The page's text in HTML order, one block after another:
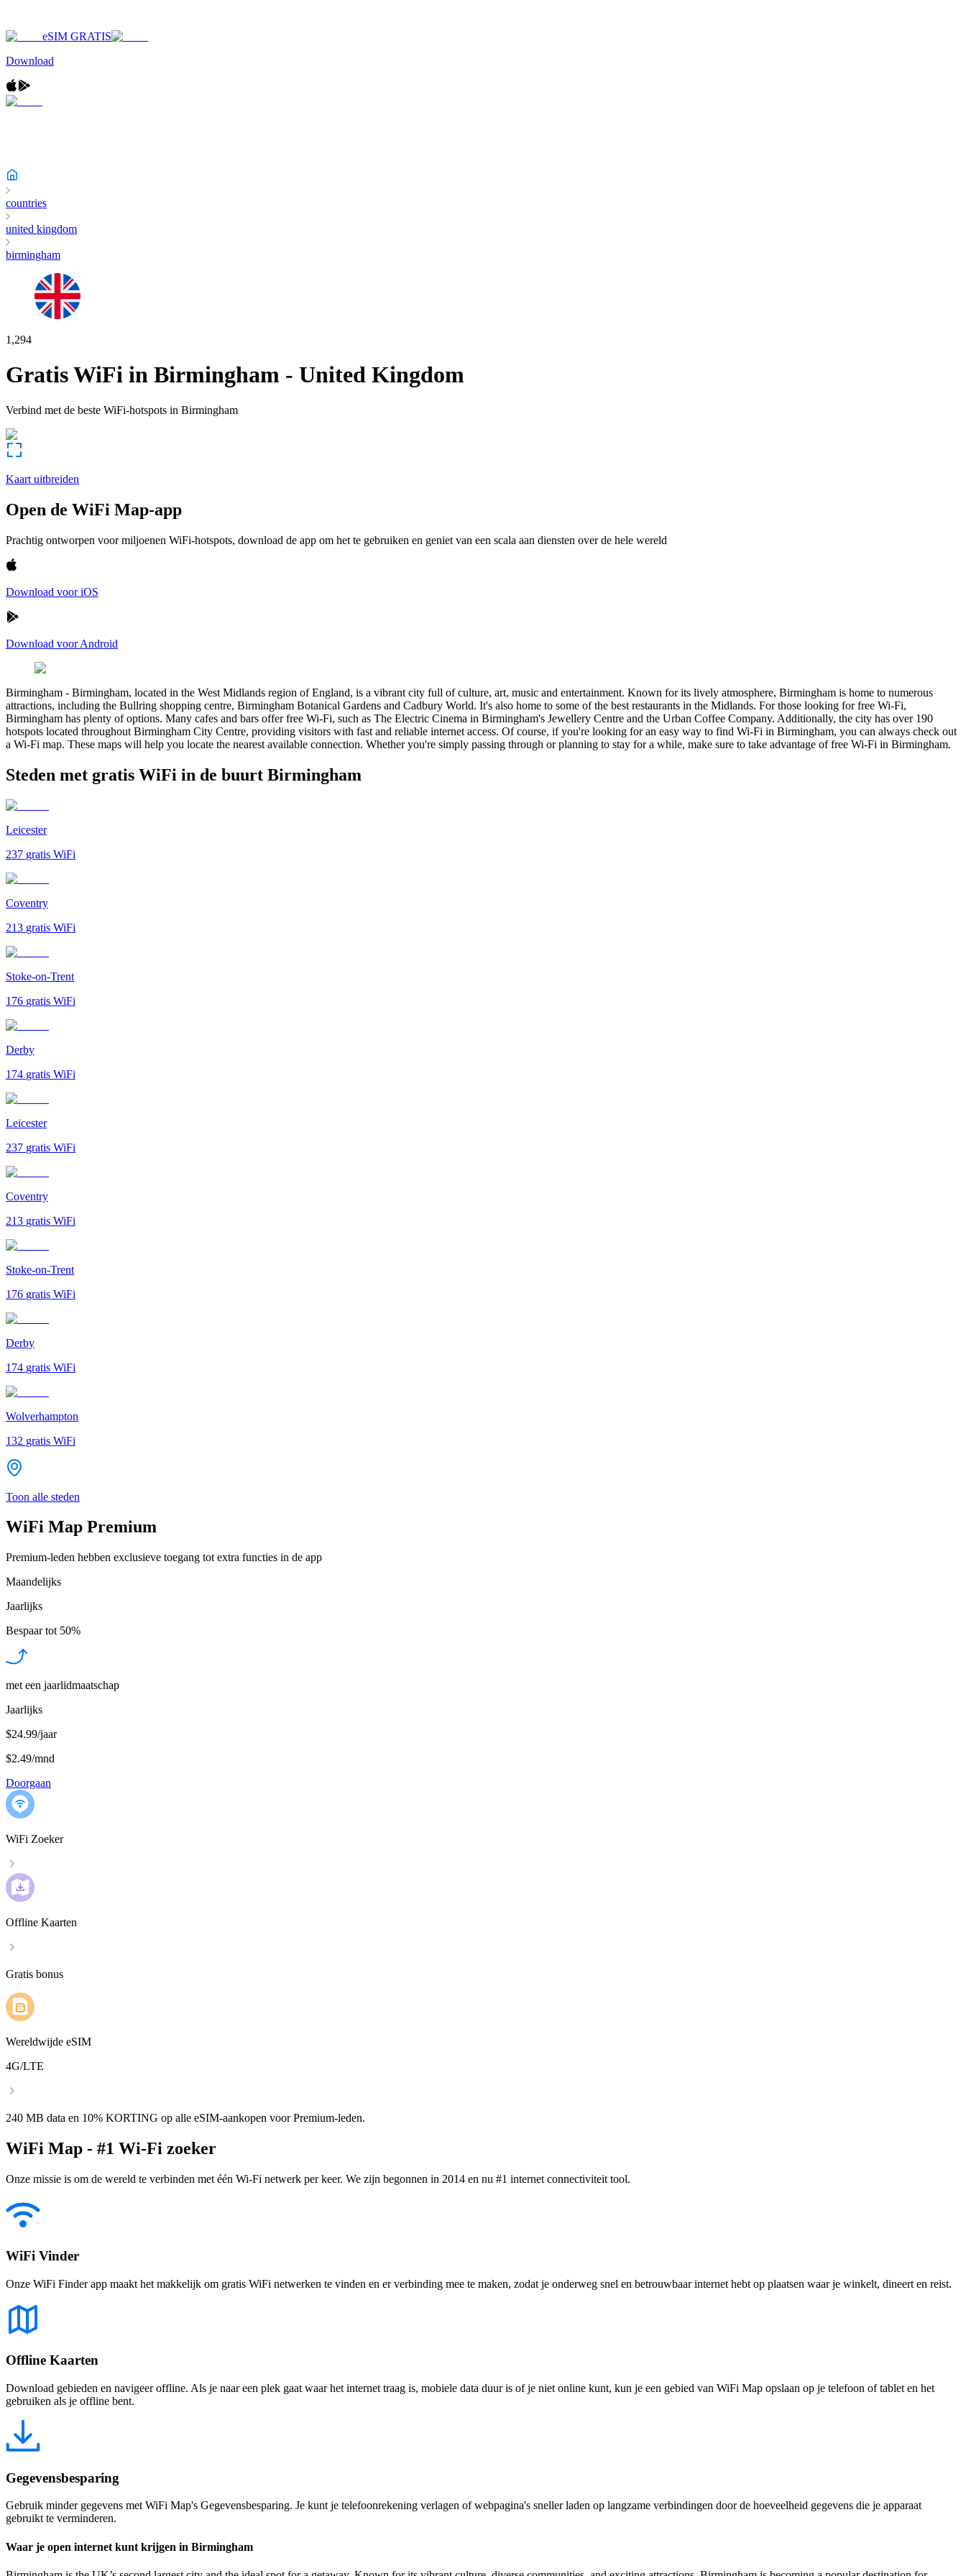
eSIM GRATIS
Download
countries
united kingdom
birmingham
1,294
Gratis WiFi in Birmingham - United Kingdom
Verbind met de beste WiFi-hotspots in Birmingham
Kaart uitbreiden
Open de WiFi Map-app
Prachtig ontworpen voor miljoenen WiFi-hotspots, download de app om het te gebruiken en geniet van een scala aan diensten over de hele wereld
Download voor iOS
Download voor Android
Birmingham - Birmingham, located in the West Midlands region of England, is a vibrant city full of culture, art, music and entertainment. Known for its lively atmosphere, Birmingham is home to numerous
attractions, including the Bullring shopping centre, Birmingham Botanical Gardens and Cadbury World. It's also home to some of the best restaurants in the Midlands. For those looking for free Wi-Fi,
Birmingham has plenty of options. Many cafes and bars offer free Wi-Fi, such as The Electric Cinema in Birmingham's Jewellery Centre and the Urban Coffee Company. Additionally, the city has over 190
hotspots located throughout Birmingham City Centre, providing visitors with fast and reliable internet access. Of course, if you're looking for an easy way to find Wi-Fi in Birmingham, you can always check out
a Wi-Fi map. These maps will help you locate the nearest available connection. Whether you're simply passing through or planning to stay for a while, make sure to take advantage of free Wi-Fi in Birmingham.
Steden met gratis WiFi in de buurt Birmingham
Leicester
237 gratis WiFi
Coventry
213 gratis WiFi
Stoke-on-Trent
176 gratis WiFi
Derby
174 gratis WiFi
Leicester
237 gratis WiFi
Coventry
213 gratis WiFi
Stoke-on-Trent
176 gratis WiFi
Derby
174 gratis WiFi
Wolverhampton
132 gratis WiFi
Toon alle steden
WiFi Map Premium
Premium-leden hebben exclusieve toegang tot extra functies in de app
Maandelijks
Jaarlijks
Bespaar tot 50%
met een jaarlidmaatschap
Jaarlijks
$24.99/jaar
$2.49/mnd
Doorgaan
WiFi Zoeker
Offline Kaarten
Gratis bonus
Wereldwijde eSIM
4G/LTE
240 MB data en 10% KORTING op alle eSIM-aankopen voor Premium-leden.
WiFi Map - #1 Wi-Fi zoeker
Onze missie is om de wereld te verbinden met één Wi-Fi netwerk per keer. We zijn begonnen in 2014 en nu #1 internet connectiviteit tool.
WiFi Vinder
Onze WiFi Finder app maakt het makkelijk om gratis WiFi netwerken te vinden en er verbinding mee te maken, zodat je onderweg snel en betrouwbaar internet hebt op plaatsen waar je winkelt, dineert en reist.
Offline Kaarten
Download gebieden en navigeer offline. Als je naar een plek gaat waar het internet traag is, mobiele data duur is of je niet online kunt, kun je een gebied van WiFi Map opslaan op je telefoon of tablet en het
gebruiken als je offline bent.
Gegevensbesparing
Gebruik minder gegevens met WiFi Map's Gegevensbesparing. Je kunt je telefoonrekening verlagen of webpagina's sneller laden op langzame verbindingen door de hoeveelheid gegevens die je apparaat
gebruikt te verminderen.
Waar je open internet kunt krijgen in Birmingham